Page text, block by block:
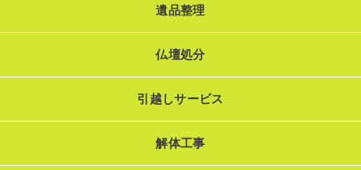
遺品整理
仏壇処分
引越しサービス
解体工事